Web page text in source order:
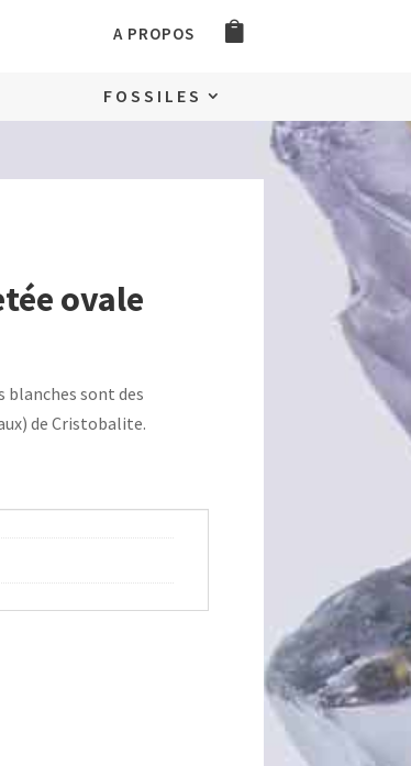
A PROPOS
FOSSILES
ovale
blanches sont des
de Cristobalite.